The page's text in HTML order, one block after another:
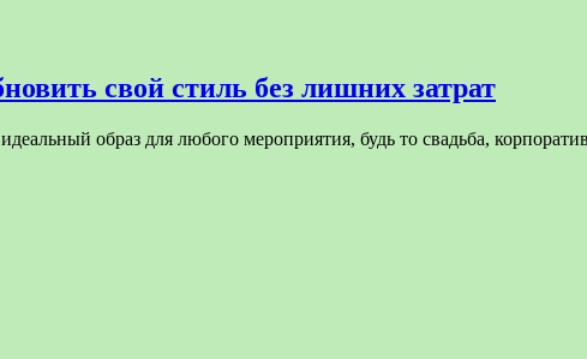
свой стиль без лишних затрат
образ для любого мероприятия, будь то свадьба,